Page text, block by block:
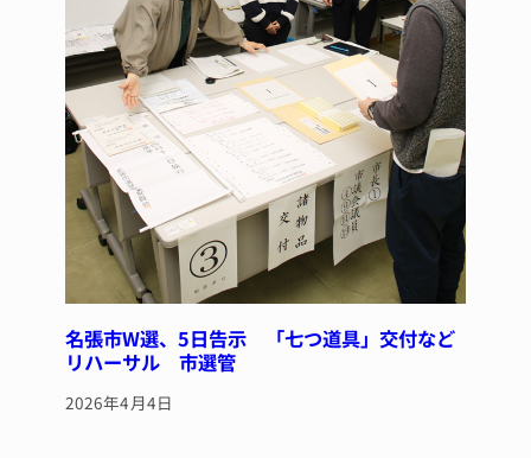
名張市W選、5日告示 「七つ道具」交付など
リハーサル 市選管
2026年4月4日